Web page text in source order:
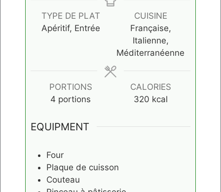
TYPE DE PLAT
Apéritif, Entrée
CUISINE
Française,
Italienne,
Méditerranéenne
PORTIONS
4 portions
CALORIES
320 kcal
EQUIPMENT
Four
Plaque de cuisson
Couteau